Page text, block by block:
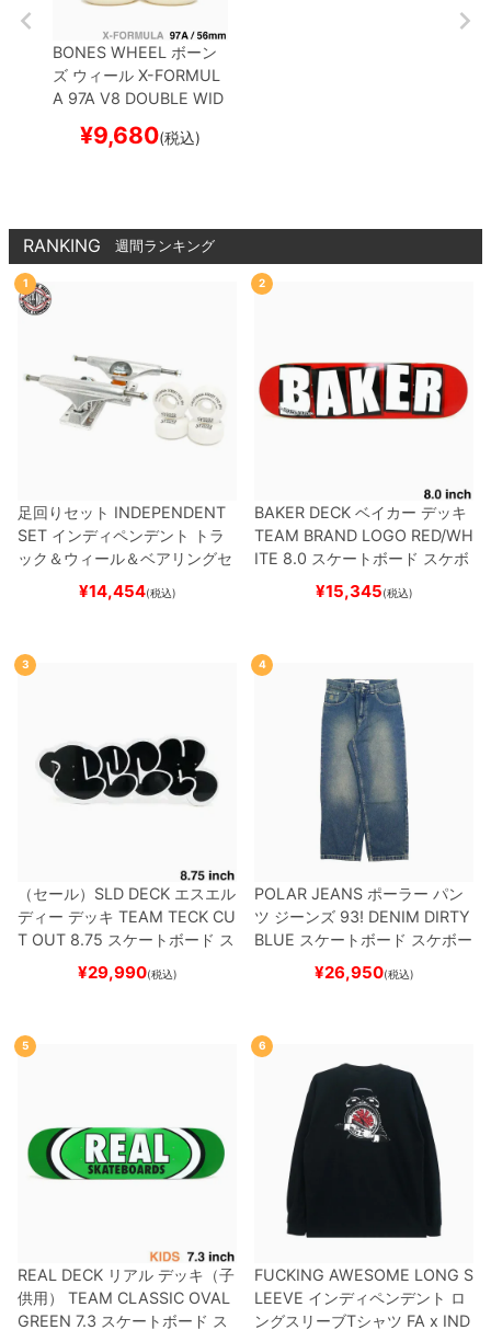
BONES WHEEL ボーン
ズ ウィール X-FORMUL
A 97A V8 DOUBLE WID
ボード スケボー
¥9,680(税込)
RANKING 週間ランキング
1
足回りセット INDEPENDENT
SET インディペンデント
トラ
ック＆ウィール＆ベアリングセ
（トリック用）
ード スケボー
¥14,454(税込)
2
BAKER DECK ベイカー デッキ
TEAM BRAND LOGO RED/WH
ITE 8.0 スケートボード スケボ
¥15,345(税込)
3
（セール） SLD DECK エスエル
ディー デッキ TEAM TECK CU
T OUT 8.75 スケートボード ス
¥29,990(税込)
4
POLAR JEANS ポーラー パン
ツ ジーンズ 93! DENIM DIRTY
BLUE スケートボード スケボー
¥26,950(税込)
5
REAL DECK リアル デッキ（子
供用）
TEAM CLASSIC OVAL
GREEN 7.3 スケートボード ス
6
FUCKING AWESOME LONG S
LEEVE インディペンデント ロ
ングスリーブTシャツ FA x IND